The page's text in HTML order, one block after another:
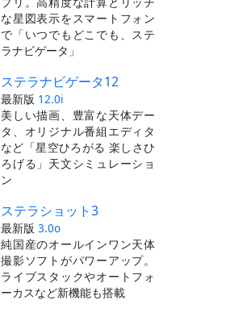
な星図表示をスマートフォン
で「いつでもどこでも、ステ
ラナビゲータ」
ステラナビゲータ12
最新版 12.0i
美しい描画、豊富な天体デー
タ、オリジナル番組エディタ
など「星空ひろがる 楽しさひ
ろげる」天文シミュレーショ
ン
ステラショット3
最新版 3.0o
純国産のオールインワン天体
撮影ソフトがパワーアップ。
ライブスタックやオートフォ
ーカスなど新機能も搭載